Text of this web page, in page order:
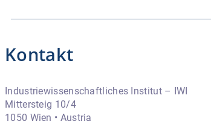
Kontakt
Industriewissenschaftliches Institut – IWI
Mittersteig 10/4
1050 Wien • Austria